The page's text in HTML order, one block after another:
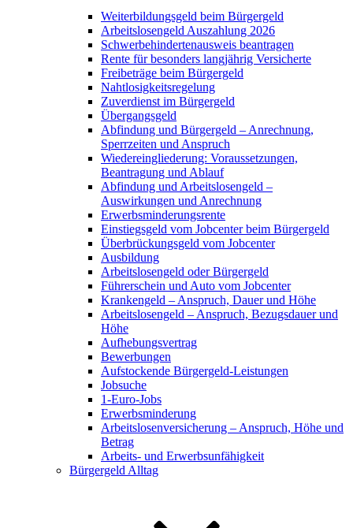
Weiterbildungsgeld beim Bürgergeld
Arbeitslosengeld Auszahlung 2026
Schwerbehindertenausweis beantragen
Rente für besonders langjährig Versicherte
Freibeträge beim Bürgergeld
Nahtlosigkeitsregelung
Zuverdienst im Bürgergeld
Übergangsgeld
Abfindung und Bürgergeld – Anrechnung,
Sperrzeiten und Anspruch
Wiedereingliederung: Voraussetzungen,
Beantragung und Ablauf
Abfindung und Arbeitslosengeld –
Auswirkungen und Anrechnung
Erwerbsminderungsrente
Einstiegsgeld vom Jobcenter beim Bürgergeld
Überbrückungsgeld vom Jobcenter
Ausbildung
Arbeitslosengeld oder Bürgergeld
Führerschein und Auto vom Jobcenter
Krankengeld – Anspruch, Dauer und Höhe
Arbeitslosengeld – Anspruch, Bezugsdauer und
Höhe
Aufhebungsvertrag
Bewerbungen
Aufstockende Bürgergeld-Leistungen
Jobsuche
1-Euro-Jobs
Erwerbsminderung
Arbeitslosenversicherung – Anspruch, Höhe und
Betrag
Arbeits- und Erwerbsunfähigkeit
Bürgergeld Alltag